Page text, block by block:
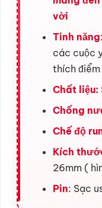
vời
Tinh năng
các cuộc
thích điểm
Chất liệu:
Chống
Chế độ
Kích
26mm (
Pin: Sạc